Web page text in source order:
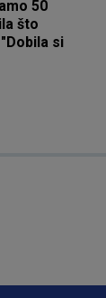
50
što
si